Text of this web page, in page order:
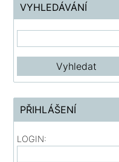
VYHLEDÁVÁNÍ
PŘIHLÁŠENÍ
LOGIN: